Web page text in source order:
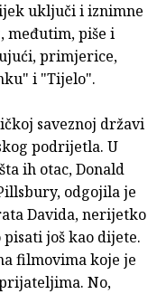
uključi i iznimne
međutim, piše i
primjerice,
i "Tijelo".
saveznoj državi
podrijetla. U
ih otac, Donald
odgojila je
Davida, nerijetko
još kao dijete.
filmovima koje je
No,